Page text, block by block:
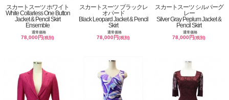
スカートスーツ ホワイト
White Collarless One Button
Jacket & Pencil Skirt
Ensemble
通常価格
78,000円(税別)
スカートスーツ ブラックレ
オパード
Black Leopard Jacket & Pencil
Skirt
通常価格
78,000円(税別)
スカートスーツ シルバーグ
レー
Silver Gray Peplum Jacket &
Pencil Skirt
通常価格
78,000円(税別)